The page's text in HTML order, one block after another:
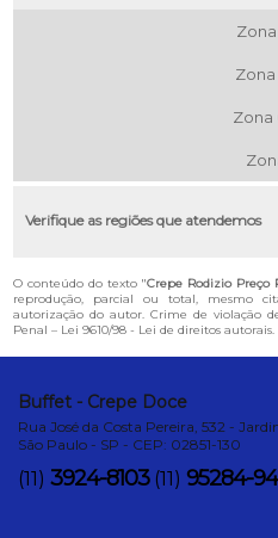
Zona
Verifique as regiões que atendemos
O conteúdo do texto "Crepe Rodizio Preço
reprodução, parcial ou total, mesmo
autorização do autor. Crime de violação
Penal – Lei 9610/98 - Lei de direitos autorais.
Buffet - Crepe Doce
Rua José da Costa Pereira, 532 -
São Paulo - SP - CEP: 02851-130
(11) 3924-8103 (11) 95284-